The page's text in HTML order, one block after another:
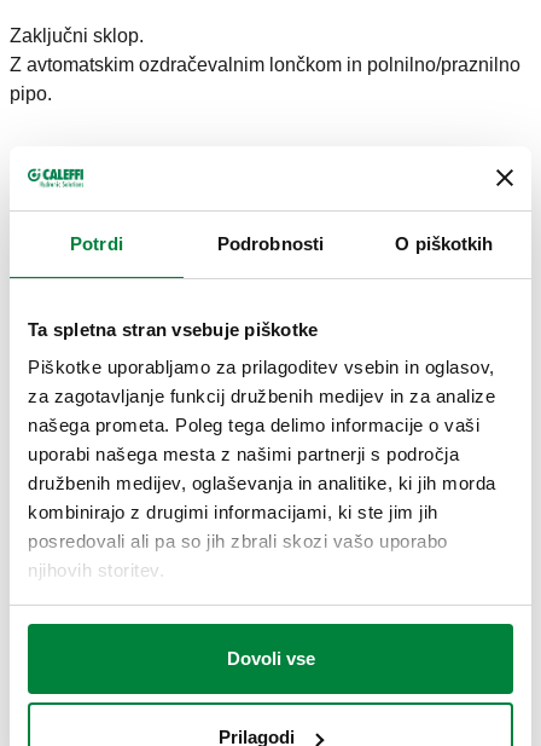
Potrdi Podrobnosti O piškotkih
Ta spletna stran vsebuje piškotke
Piškotke uporabljamo za prilagoditev vsebin in oglasov,
za zagotavljanje funkcij družbenih medijev in za analize
našega prometa. Poleg tega delimo informacije o vaši
uporabi našega mesta z našimi partnerji s področja
družbenih medijev, oglaševanja in analitike, ki jih morda
kombinirajo z drugimi informacijami, ki ste jim jih
posredovali ali pa so jih zbrali skozi vašo uporabo
njihovih storitev.
Dovoli vse
Prilagodi
Zaključni sklop.
Z avtomatskim ozdračevalnim lončkom in polnilno/praznilno
pipo.
TEHNIČNI PODATKI
Območje temperature medija:0–100 °C
RISBE IN SPECIFIKACIJE
Koda artikla Priključek
599678 G 1" (ISO 228-1) NN
2D risba
3D modeli